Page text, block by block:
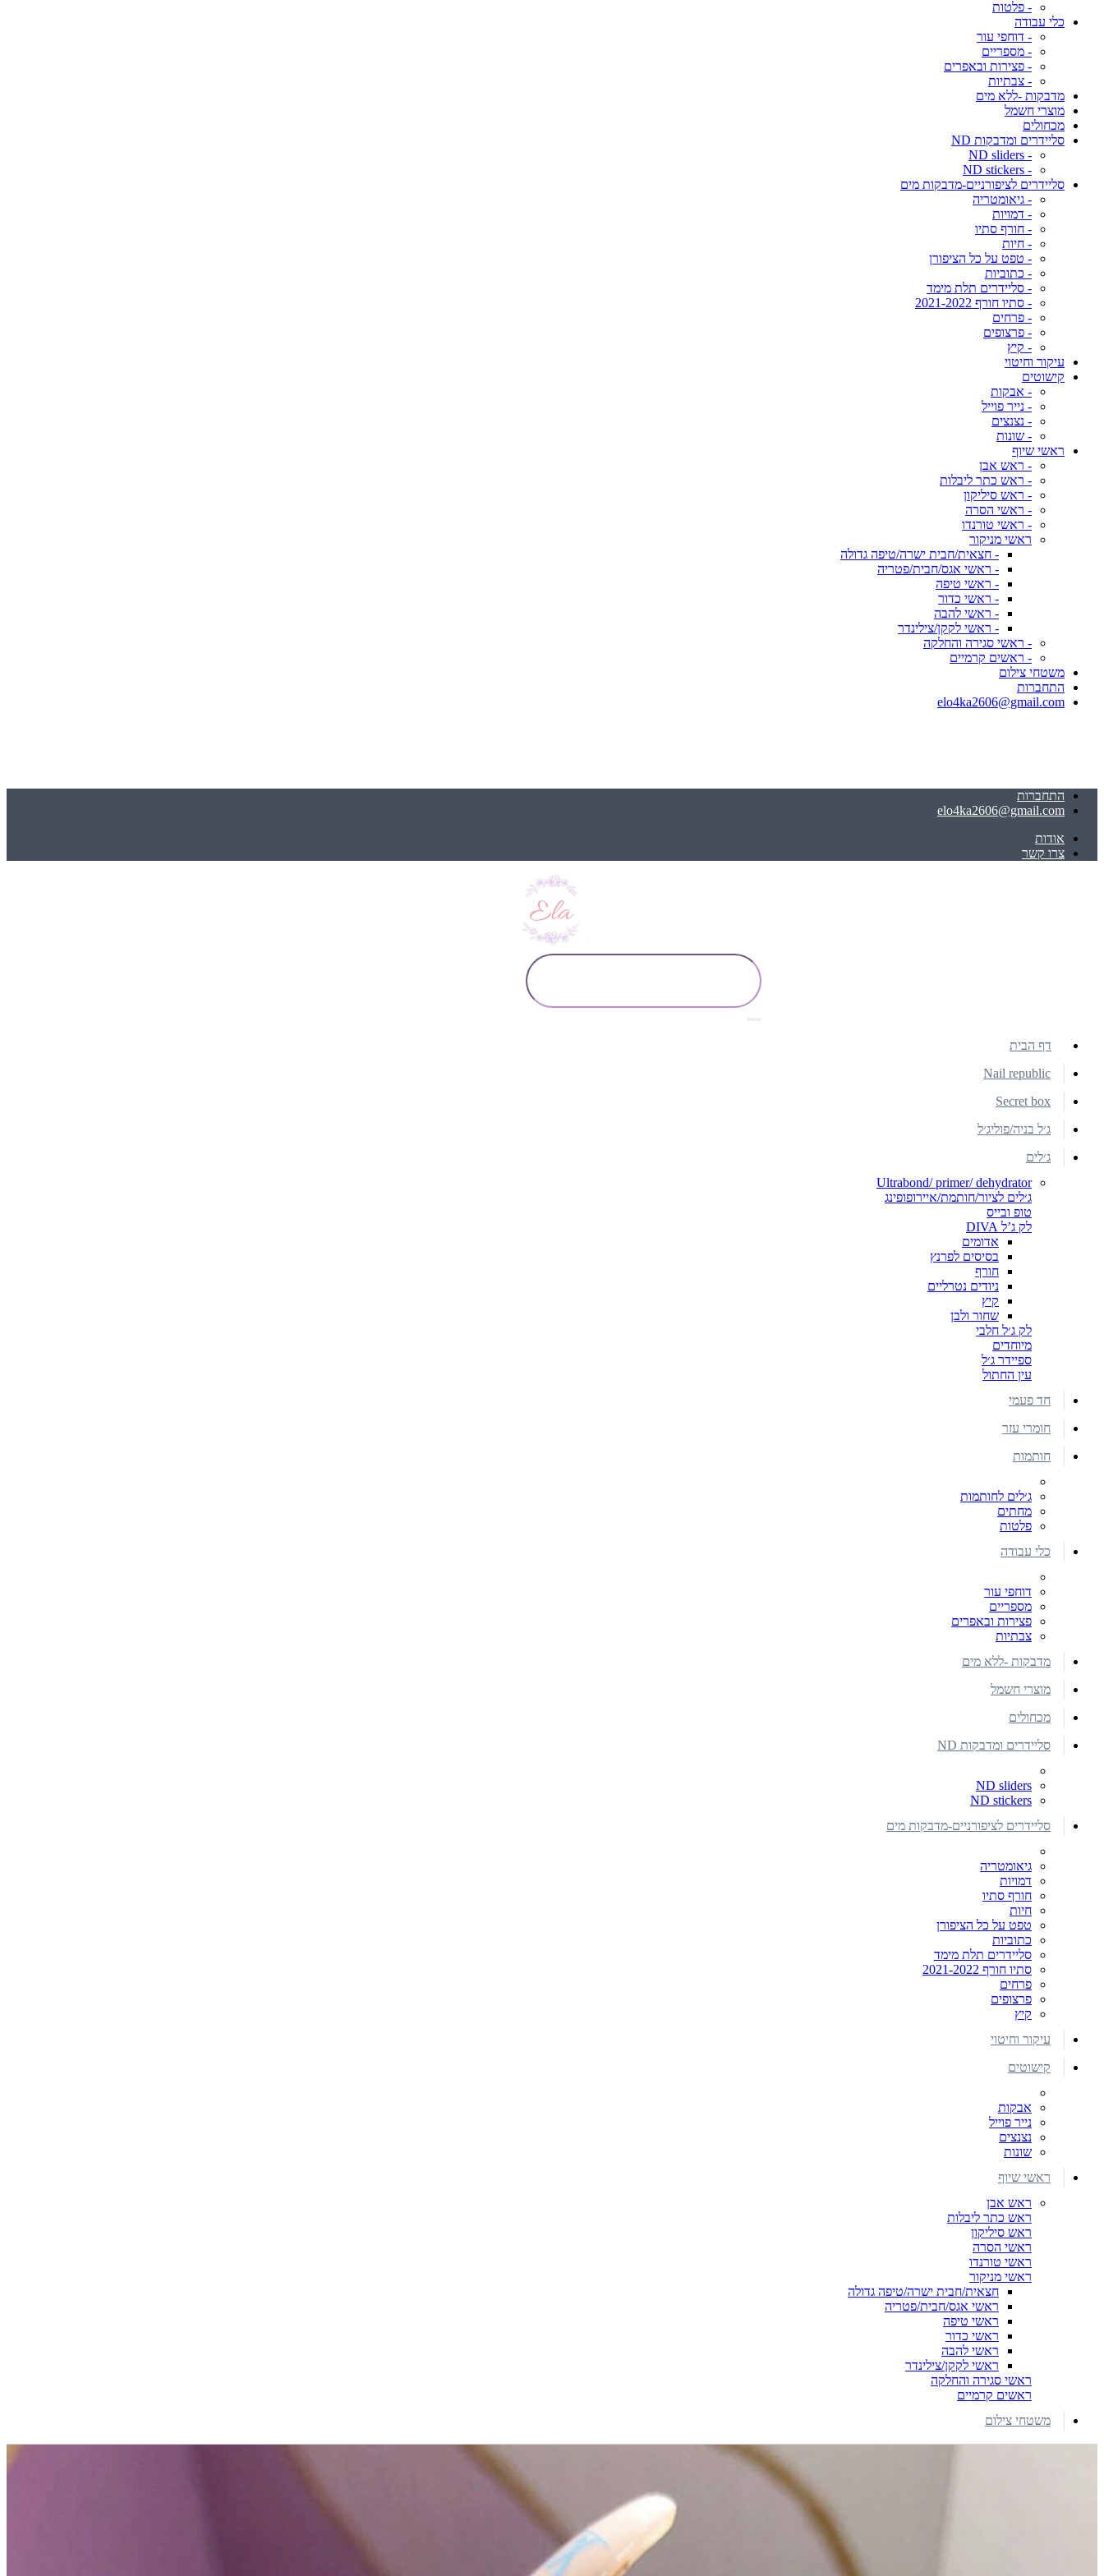
- פלטות
כלי עבודה
- דוחפי עור
- מספריים
- פצירות ובאפרים
- צבתיות
מדבקות -ללא מים
מוצרי חשמל
מכחולים
סליידרים ומדבקות ND
- ND sliders
- ND stickers
סליידרים לציפורניים-מדבקות מים
- גיאומטריה
- דמויות
- חורף סתיו
- חיות
- טפט על כל הציפורן
- כתוביות
- סליידרים תלת מימד
- סתיו חורף 2021-2022
- פרחים
- פרצופים
- קיץ
עיקור וחיטוי
קישוטים
- אבקות
- נייר פוייל
- נצנצים
- שונות
ראשי שיוף
- ראש אבן
- ראש כתר ליבלות
- ראש סיליקון
- ראשי הסרה
- ראשי טורנדו
ראשי מניקור
- חצאית/חבית ישרה/טיפה גדולה
- ראשי אגס/חבית/פטריה
- ראשי טיפה
- ראשי כדור
- ראשי להבה
- ראשי לקקן/צילינדר
- ראשי סגירה והחלקה
- ראשים קרמיים
משטחי צילום
התחברות
elo4ka2606@gmail.com
התחברות
elo4ka2606@gmail.com
אודות
צרו קשר
דף הבית
Nail republic
Secret box
ג׳ל בניה/פוליג׳ל
ג׳לים
Ultrabond/ primer/ dehydrator
ג׳לים לציור/חותמת/איירופופינג
טופ ובייס
לק ג’ל DIVA
אדומים
בסיסים לפרנץ
חורף
ניודים נטרליים
קיץ
שחור ולבן
לק ג׳ל חלבי
מיוחדים
ספיידר ג׳ל
עין החתול
חד פעמי
חומרי עזר
חותמות
ג׳לים לחותמות
מחתים
פלטות
כלי עבודה
דוחפי עור
מספריים
פצירות ובאפרים
צבתיות
מדבקות -ללא מים
מוצרי חשמל
מכחולים
סליידרים ומדבקות ND
ND sliders
ND stickers
סליידרים לציפורניים-מדבקות מים
גיאומטריה
דמויות
חורף סתיו
חיות
טפט על כל הציפורן
כתוביות
סליידרים תלת מימד
סתיו חורף 2021-2022
פרחים
פרצופים
קיץ
עיקור וחיטוי
קישוטים
אבקות
נייר פוייל
נצנצים
שונות
ראשי שיוף
ראש אבן
ראש כתר ליבלות
ראש סיליקון
ראשי הסרה
ראשי טורנדו
ראשי מניקור
חצאית/חבית ישרה/טיפה גדולה
ראשי אגס/חבית/פטריה
ראשי טיפה
ראשי כדור
ראשי להבה
ראשי לקקן/צילינדר
ראשי סגירה והחלקה
ראשים קרמיים
משטחי צילום